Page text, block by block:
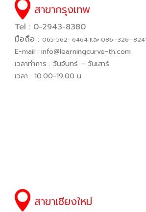
สาขากรุงเทพ
Tel : 0-2943-8380
มือถือ : 065−562− 6464 และ
E-mail : info@learningcurve-th.com
เวลาทำการ : วันจันทร์ – วันเสาร์
เวลา : 10.00-19.00 น.
สาขาเชียงใหม่